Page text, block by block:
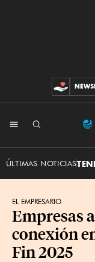
ÚLTIMAS NOTICIAS
EL EMPRESARIO
Empresas
conexión
Fin 2025